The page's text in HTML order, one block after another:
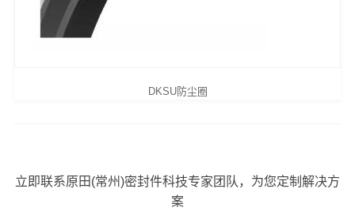
DKSU防尘圈
立即联系原田(常州)密封件科技专家团队，为您定制解决方
案